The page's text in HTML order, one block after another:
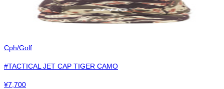
Cph/Golf
#TACTICAL JET CAP TIGER CAMO
¥7,700